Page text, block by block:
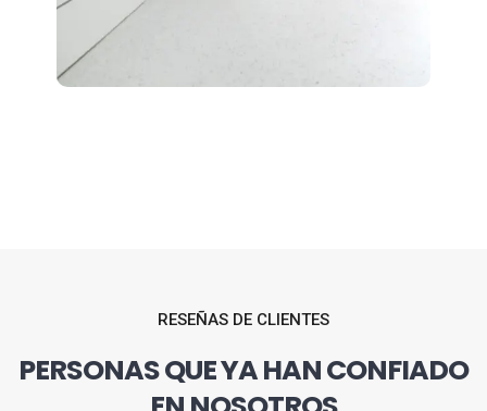
RESEÑAS DE CLIENTES
PERSONAS QUE YA HAN CONFIADO